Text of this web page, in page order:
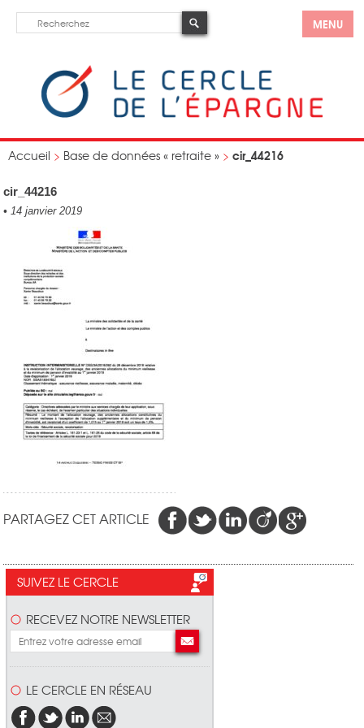
MENU
Accueil > Base de données « retraite » > cir_44216
cir_44216
• 14 janvier 2019
PARTAGEZ CET ARTICLE
SUIVEZ LE CERCLE
RECEVEZ NOTRE NEWSLETTER
LE CERCLE EN RÉSEAU